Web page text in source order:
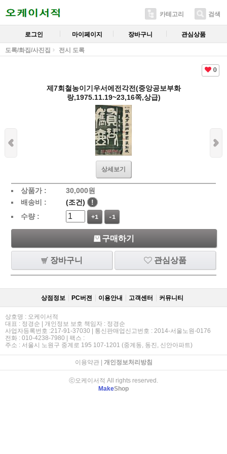
카테고리 검색
로그인 마이페이지 장바구니 관심상품
도록/화집/사진집 전시 도록
0
제7회철농이기우서에전각전(중앙공보부화
랑,1975.11.19~23,16쪽,상급)
상세보기
상품가 : 30,000원
배송비 :
(조건)
!
수량 :
+1 -1
구매하기
장바구니 관심상품
상점정보 PC버젼 이용안내 고객센터 커뮤니티
상호명 : 오케이서적
대표 : 정경순 | 개인정보 보호 책임자 : 정경순
사업자등록번호 :217-91-37030 | 통신판매업신고번호 : 2014-서울노원-0176
전화 : 010-4238-7980 | 팩스 :
주소 : 서울시 노원구 중계로 195 107-1201 (중계동, 동진, 신안아파트)
이용약관| 개인정보처리방침
ⓒ오케이서적 All rights reserved.
MakeShop